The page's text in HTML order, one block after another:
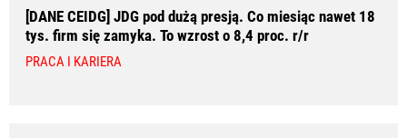
[DANE CEIDG] JDG pod dużą presją. Co miesiąc nawet 18
tys. firm się zamyka. To wzrost o 8,4 proc. r/r
PRACA I KARIERA